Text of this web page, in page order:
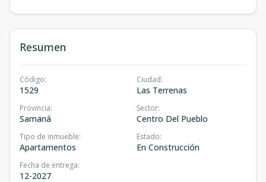
Resumen
Código:
1529
Ciudad:
Las Terrenas
Provincia:
Samaná
Sector:
Centro Del Pueblo
Tipo de inmueble:
Apartamentos
Estado:
En Construcción
Fecha de entrega:
12-2027